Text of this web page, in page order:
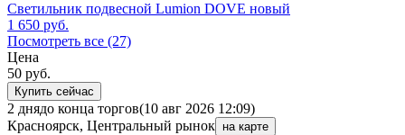
Светильник подвесной Lumion DOVE новый
1 650 руб.
Посмотреть все (27)
Цена
50 руб.
Купить сейчас
2 днядо конца торгов(10 авг 2026 12:09)
Красноярск, Центральный рынок на карте